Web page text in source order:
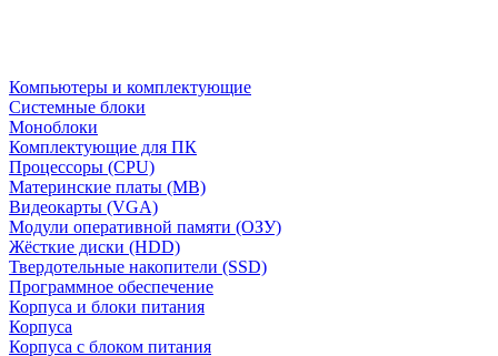
Компьютеры и комплектующие
Системные блоки
Моноблоки
Комплектующие для ПК
Процессоры (CPU)
Материнские платы (MB)
Видеокарты (VGA)
Модули оперативной памяти (ОЗУ)
Жёсткие диски (HDD)
Твердотельные накопители (SSD)
Программное обеспечение
Корпуса и блоки питания
Корпуса
Корпуса с блоком питания